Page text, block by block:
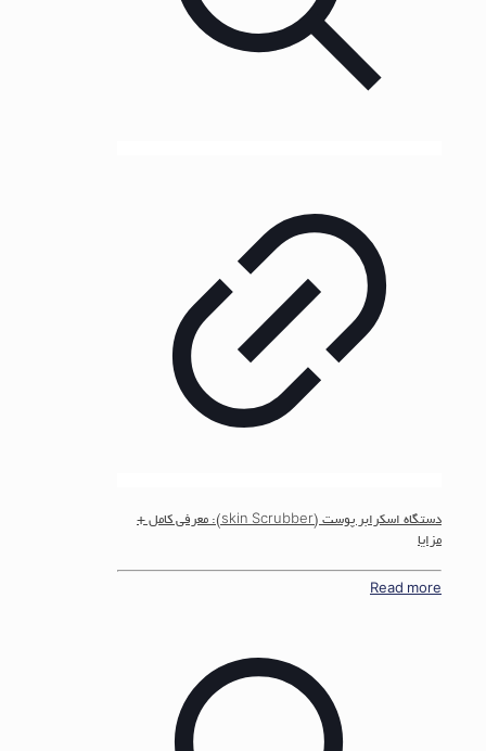
دستگاه اسکرابر پوست (skin Scrubber): معرفی کامل +
مزایا
Read more